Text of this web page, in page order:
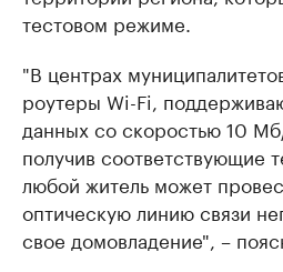
тестовом режиме.
"В центрах
роутеры Wi-Fi,
данных со скоростью 10
получив соответствующие
любой житель может
оптическую линию связи
свое домовладение", –